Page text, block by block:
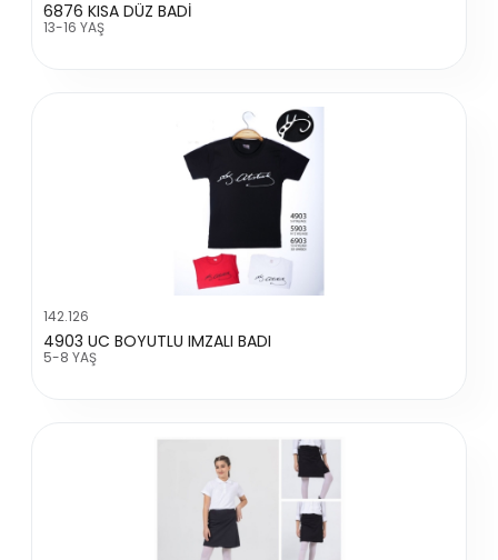
6876 KISA DÜZ BADİ
13-16 YAŞ
142.126
4903 UC BOYUTLU IMZALI BADI
5-8 YAŞ